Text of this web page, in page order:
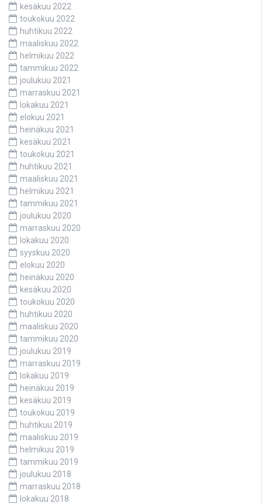
kesäkuu 2022
toukokuu 2022
huhtikuu 2022
maaliskuu 2022
helmikuu 2022
tammikuu 2022
joulukuu 2021
marraskuu 2021
lokakuu 2021
elokuu 2021
heinäkuu 2021
kesäkuu 2021
toukokuu 2021
huhtikuu 2021
maaliskuu 2021
helmikuu 2021
tammikuu 2021
joulukuu 2020
marraskuu 2020
lokakuu 2020
syyskuu 2020
elokuu 2020
heinäkuu 2020
kesäkuu 2020
toukokuu 2020
huhtikuu 2020
maaliskuu 2020
tammikuu 2020
joulukuu 2019
marraskuu 2019
lokakuu 2019
heinäkuu 2019
kesäkuu 2019
toukokuu 2019
huhtikuu 2019
maaliskuu 2019
helmikuu 2019
tammikuu 2019
joulukuu 2018
marraskuu 2018
lokakuu 2018